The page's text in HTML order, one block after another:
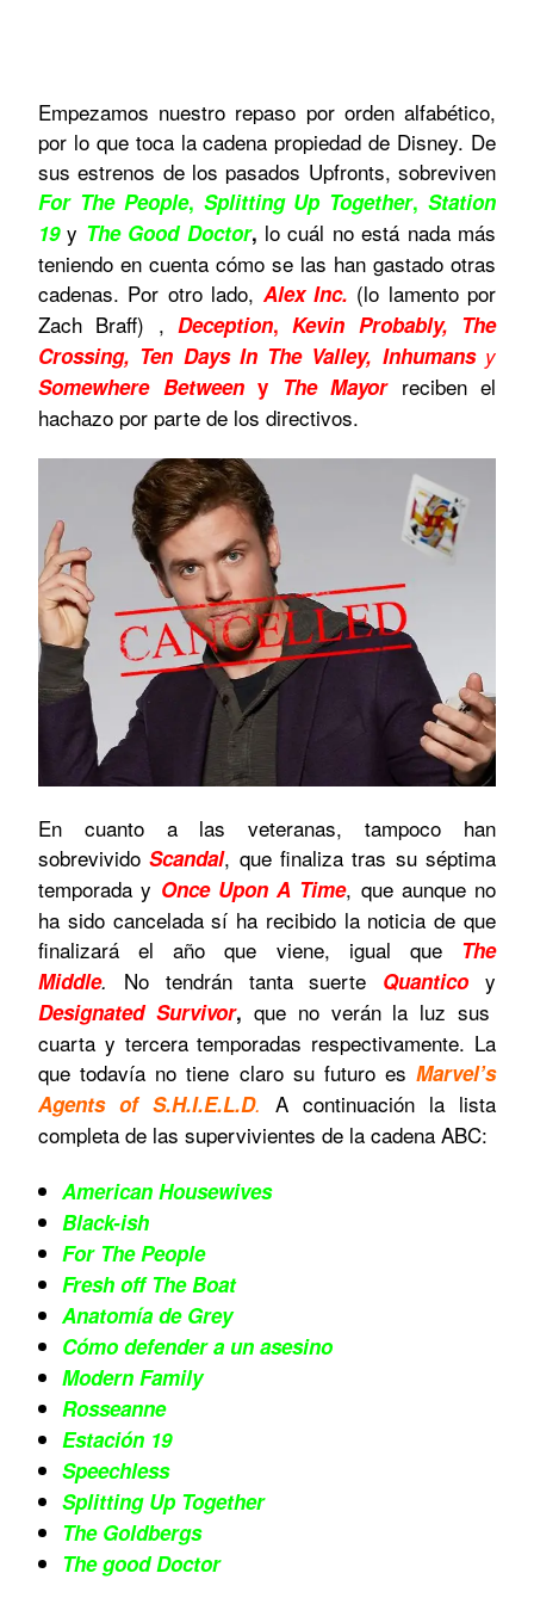
Empezamos nuestro repaso por orden alfabético,
por lo que toca la cadena propiedad de Disney. De
sus estrenos de los pasados Upfronts, sobreviven
For The People, Splitting Up Together,Station
19 y The Good Doctor, lo cuál no está nada más
teniendo en cuenta cómo se las han gastado otras
cadenas. Por otro lado, Alex Inc. (lo lamento por
Zach Braff) , Deception,Kevin Probably, The
Crossing, Ten Days In The Valley, Inhumans y
Somewhere Between y The Mayor reciben el
hachazo por parte de los directivos.
En cuanto a las veteranas, tampoco han
sobrevividoScandal, que finaliza tras su séptima
temporada y Once Upon A Time, que aunque no
ha sido cancelada sí ha recibido la noticia de que
finalizará el año que viene, igual que The
Middle. No tendrán tanta suerte Quantico y
Designated Survivor, que no verán la luz sus
cuarta y tercera temporadas respectivamente. La
que todavía no tiene claro su futuro es Marvel’s
Agents of S.H.I.E.L.D. A continuación la lista
completa de las supervivientes de la cadena ABC:
American Housewives
Black-ish
For The People
Fresh off The Boat
Anatomía de Grey
Cómo defender a un asesino
Modern Family
Rosseanne
Estación 19
Speechless
Splitting Up Together
The Goldbergs
The good Doctor